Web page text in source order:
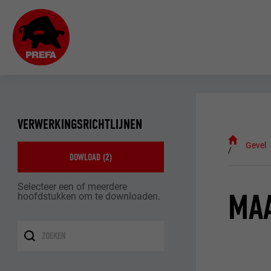
VERWERKINGSRICHTLIJNEN
DOWLOAD (2)
Selecteer een of meerdere
hoofdstukken om te downloaden.
Gevel